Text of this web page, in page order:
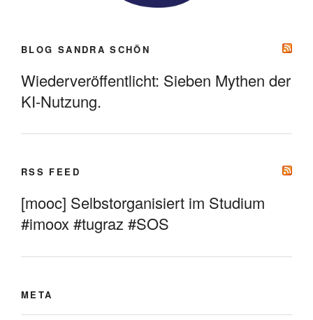
BLOG SANDRA SCHÖN
Wiederveröffentlicht: Sieben Mythen der
KI-Nutzung.
RSS FEED
[mooc] Selbstorganisiert im Studium
#imoox #tugraz #SOS
META